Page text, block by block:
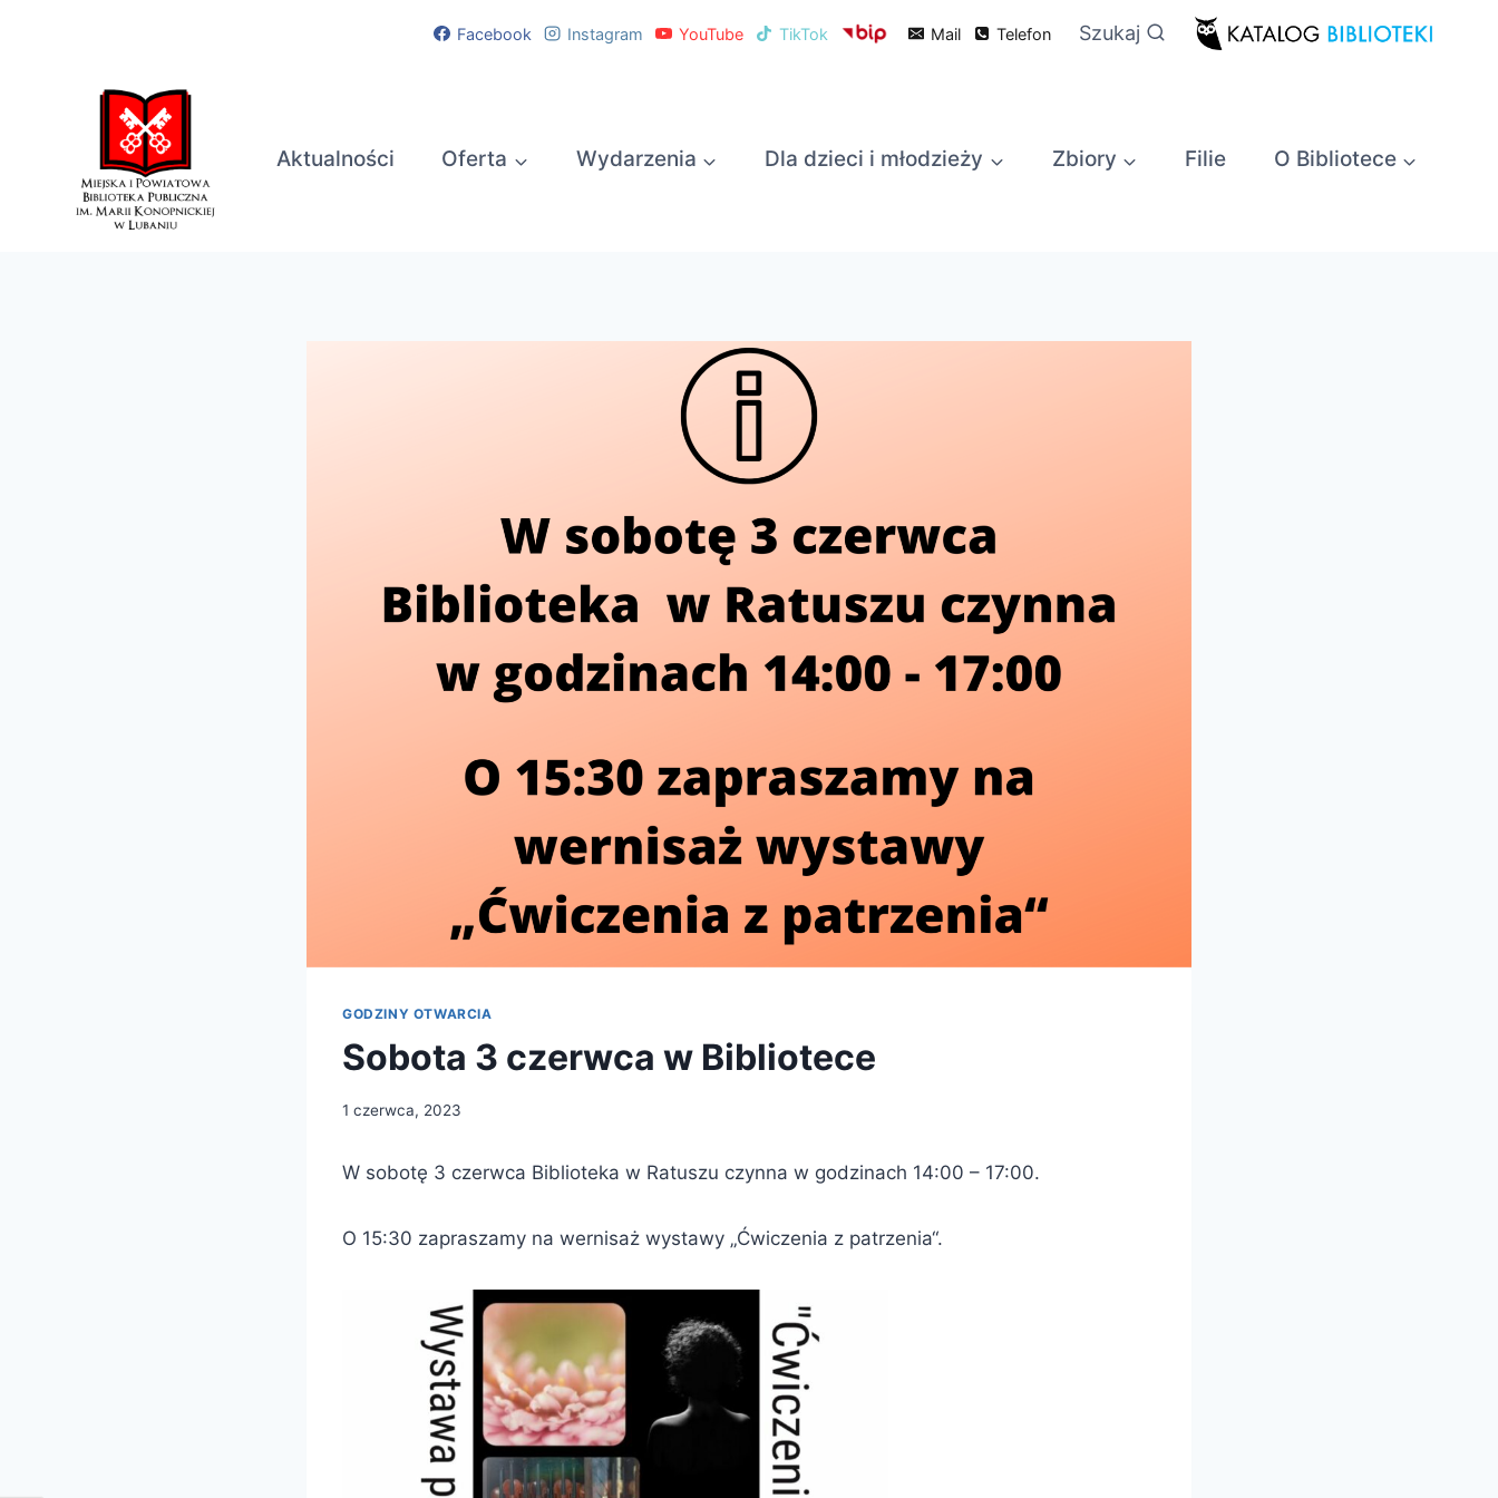
Facebook Instagram YouTube TikTok Mail Telefon Szukaj
Aktualności Oferta Wydarzenia Dla dzieci i młodzieży Zbiory Filie O Bibliotece
GODZINY OTWARCIA
Sobota 3 czerwca w Bibliotece
1 czerwca, 2023
W sobotę 3 czerwca Biblioteka w Ratuszu czynna w godzinach 14:00 – 17:00.
O 15:30 zapraszamy na wernisaż wystawy „Ćwiczenia z patrzenia“.